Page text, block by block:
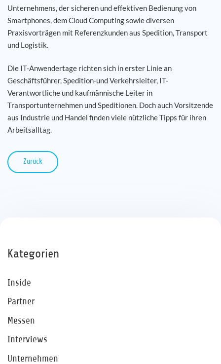
Kontakt
Unternehmens, der sicheren und effektiven Bedienung von
Smartphones, dem Cloud Computing sowie diversen
Praxisvorträgen mit Referenzkunden aus Spedition, Transport
und Logistik.
Die IT-Anwendertage richten sich in erster Linie an
Geschäftsführer, Spedition-und Verkehrsleiter, IT-
Verantwortliche und kaufmännische Leiter in
Transportunternehmen und Speditionen. Doch auch Vorsitzende
aus Industrie und Handel finden viele nützliche Tipps für ihren
Arbeitsalltag.
Zurück
Kategorien
Inside
Partner
Messen
Interviews
Unternehmen